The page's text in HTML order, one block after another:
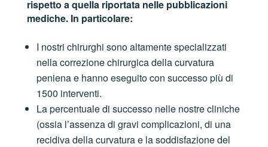
rispetto a quella riportata nelle pubblicazioni
mediche. In particolare:
I nostri chirurghi sono altamente specializzati
nella correzione chirurgica della curvatura
peniena e hanno eseguito con successo più di
1500 interventi.
La percentuale di successo nelle nostre cliniche
(ossia l’assenza di gravi complicazioni, di una
recidiva della curvatura e la soddisfazione del